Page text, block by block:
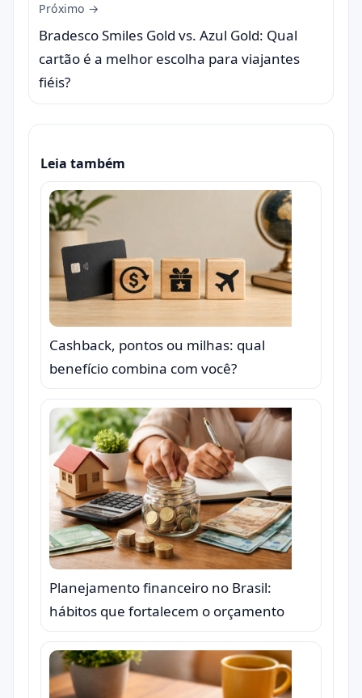
Próximo →
Bradesco Smiles Gold vs. Azul Gold: Qual
cartão é a melhor escolha para viajantes
fiéis?
Leia também
Cashback, pontos ou milhas: qual
benefício combina com você?
Planejamento financeiro no Brasil:
hábitos que fortalecem o orçamento